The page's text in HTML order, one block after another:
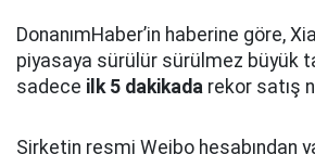
DonanımHaber’in haberine göre,
piyasaya sürülür sürülmez büyük
sadece ilk 5 dakikada rekor satış
Şirketin resmi Weibo hesabından